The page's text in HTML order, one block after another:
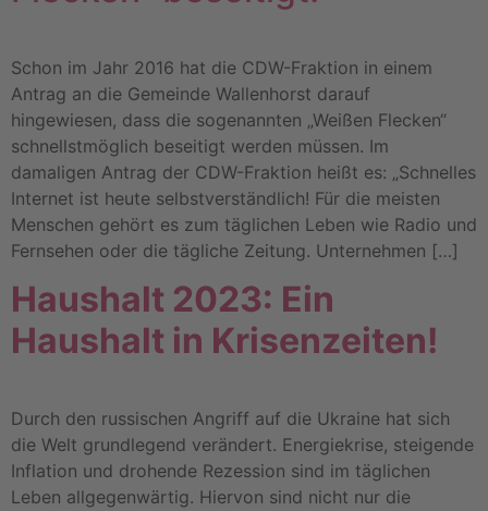
Schon im Jahr 2016 hat die CDW-Fraktion in einem
Antrag an die Gemeinde Wallenhorst darauf
hingewiesen, dass die sogenannten „Weißen Flecken“
schnellstmöglich beseitigt werden müssen. Im
damaligen Antrag der CDW-Fraktion heißt es: „Schnelles
Internet ist heute selbstverständlich! Für die meisten
Menschen gehört es zum täglichen Leben wie Radio und
Fernsehen oder die tägliche Zeitung. Unternehmen […]
Haushalt 2023: Ein
Haushalt in Krisenzeiten!
Durch den russischen Angriff auf die Ukraine hat sich
die Welt grundlegend verändert. Energiekrise, steigende
Inflation und drohende Rezession sind im täglichen
Leben allgegenwärtig. Hiervon sind nicht nur die